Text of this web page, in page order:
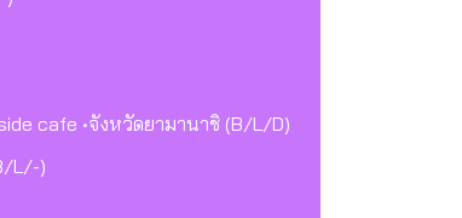
cafe •จังหวัดยามานาชิ (B/L/D)
L/-)